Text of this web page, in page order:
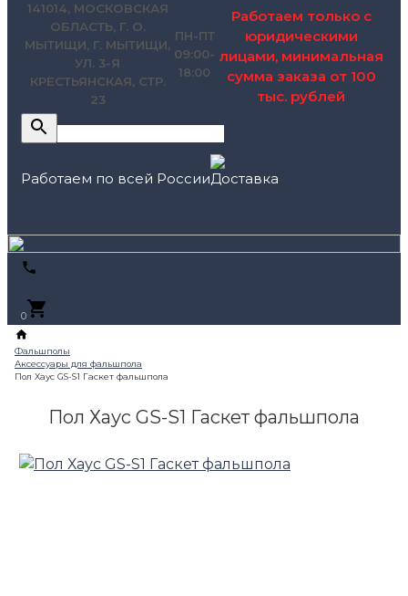
141014, МОСКОВСКАЯ
ОБЛАСТЬ, Г. О.
МЫТИЩИ, Г. МЫТИЩИ,
УЛ. 3-Я
КРЕСТЬЯНСКАЯ, СТР.
23
ПН-ПТ
09:00-
18:00
Работаем только с
юридическими
лицами, минимальная
сумма заказа от 100
тыс. рублей
Работаем по всей России
0
Пол Хаус GS-S1 Гаскет фальшпола